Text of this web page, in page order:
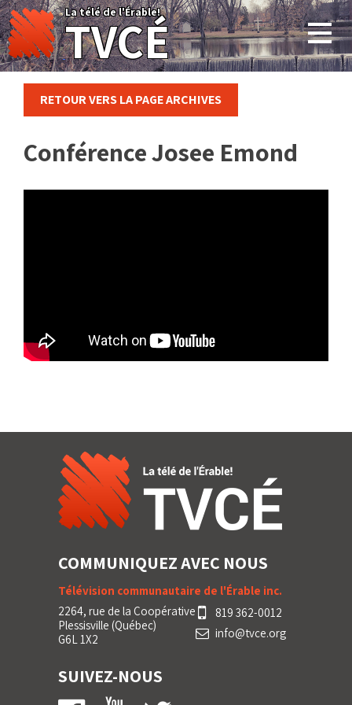
Skip
to
content
La télé de l'Érable!
TVCÉ
RETOUR VERS LA PAGE ARCHIVES
Conférence Josee Emond
COMMUNIQUEZ AVEC NOUS
Télévision communautaire de l'Érable inc.
2264, rue de la Coopérative
Plessisville (Québec)
G6L 1X2
819 362-0012
info@tvce.org
SUIVEZ-NOUS